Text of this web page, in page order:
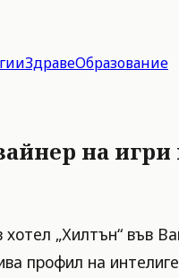
ЗдравеОбразование
на игри
„Хилтън“ във
профил на